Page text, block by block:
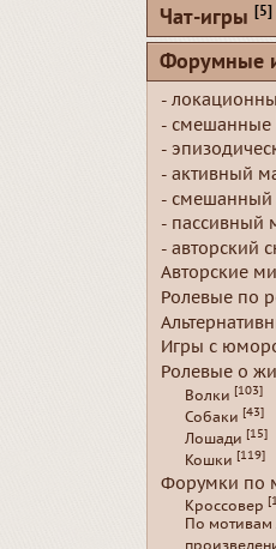
Чат-игры [5]
Форумные
-
- смешанные
-
- активный
- смешанный
- пассивный
- авторский
Авторские
Ролевые по
Игры с
Ролевые о
Волки [103]
Собаки [43]
Лошади [15]
Кошки [119]
Форумки по
Кроссовер
По мотивам